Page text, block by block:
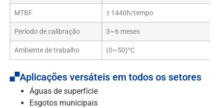
MTBF ≥ 1440h/tempo
Período de calibração 3~6 meses
Ambiente de trabalho (0~50)°C
Aplicações versáteis em todos os setores
Águas de superfície
Esgotos municipais